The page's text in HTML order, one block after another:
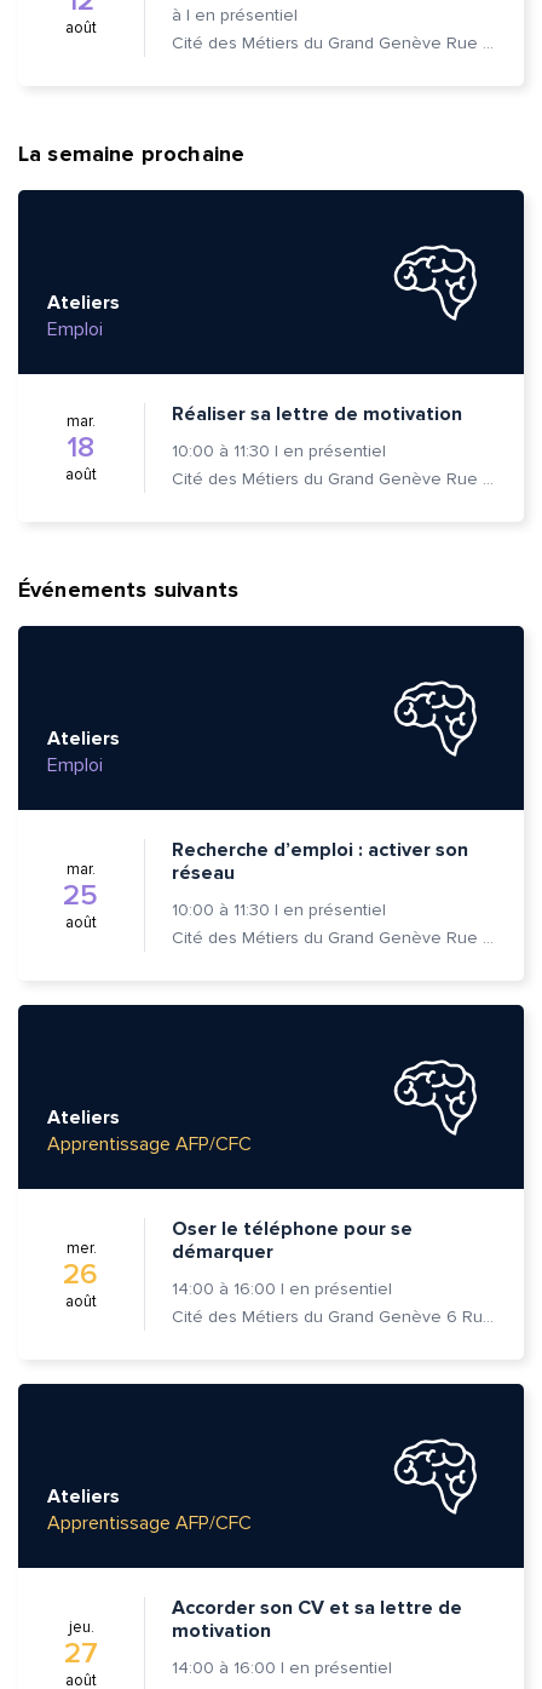
août
à | en présentiel
Cité des Métiers du Grand Genève Rue Prévost-Martin 6 1205 Genève
La semaine prochaine
Ateliers
Emploi
mar.
18
août
Réaliser sa lettre de motivation
10:00 à 11:30 | en présentiel
Cité des Métiers du Grand Genève Rue Prévost-Martin 6 1205 Genève
Événements suivants
Ateliers
Emploi
mar.
25
août
Recherche d’emploi : activer son
réseau
10:00 à 11:30 | en présentiel
Cité des Métiers du Grand Genève Rue Prévost-Martin 6 1205 Genève
Ateliers
Apprentissage AFP/CFC
mer.
26
août
Oser le téléphone pour se
démarquer
14:00 à 16:00 | en présentiel
Cité des Métiers du Grand Genève 6 Rue Prévost-Martin 1205 Genève
Ateliers
Apprentissage AFP/CFC
jeu.
27
août
Accorder son CV et sa lettre de
motivation
14:00 à 16:00 | en présentiel